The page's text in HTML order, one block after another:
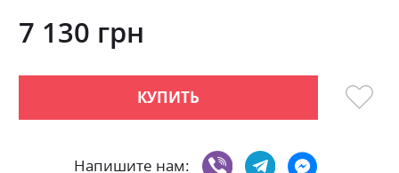
of
the
gallery
7 130 грн
КУПИТЬ
Напишите нам: